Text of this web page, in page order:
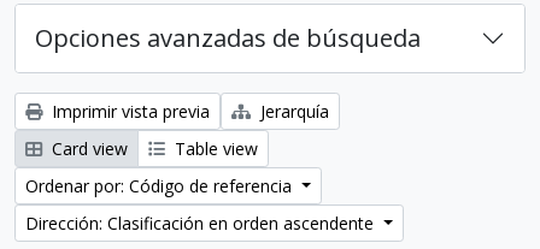
Opciones avanzadas de búsqueda
Imprimir vista previa
Jerarquía
Card view
Table view
Ordenar por: Código de referencia
Dirección: Clasificación en orden ascendente